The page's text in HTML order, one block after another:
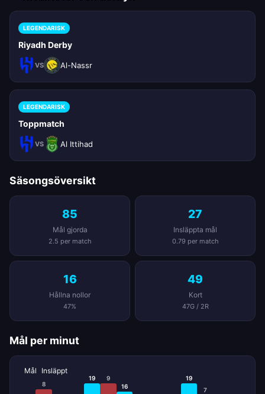
LEGENDARISK
Riyadh Derby
VS Al-Nassr
LEGENDARISK
Toppmatch
VS Al Ittihad
Säsongsöversikt
85
Mål gjorda
2.5 per match
27
Insläppta mål
0.79 per match
16
Hållna nollor
47%
49
Kort
47G / 2R
Mål per minut
Mål Insläppt
8
19 9
16
19
7